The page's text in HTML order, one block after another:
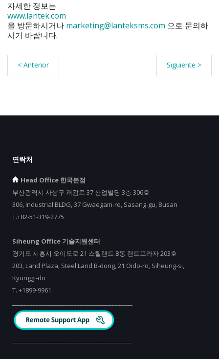
자세한 정보는
www.lantek.com
을 방문하시거나 marketing@lanteksms.com 으로 문의하
시기 바랍니다.
< Anterior Siguiente >
연락처
Head Office 한국본점
부산광역시 사상구 괘감로 37 산업빌딩 3층 306호
306, Industrial BLDG, 37 Gwaegam-ro, Sasang-gu, Busan
T.+82-51-319-2775
Siheung Office 기술지원센터
경기도 시흥시 오이도로 21 스틸랜드 B동 랜드프라자 203호
203, Land Plaza, Steel Land B-dong, 21 Oido-ro, Siheung-si,
Kyunggi-do
T. +1899-9961